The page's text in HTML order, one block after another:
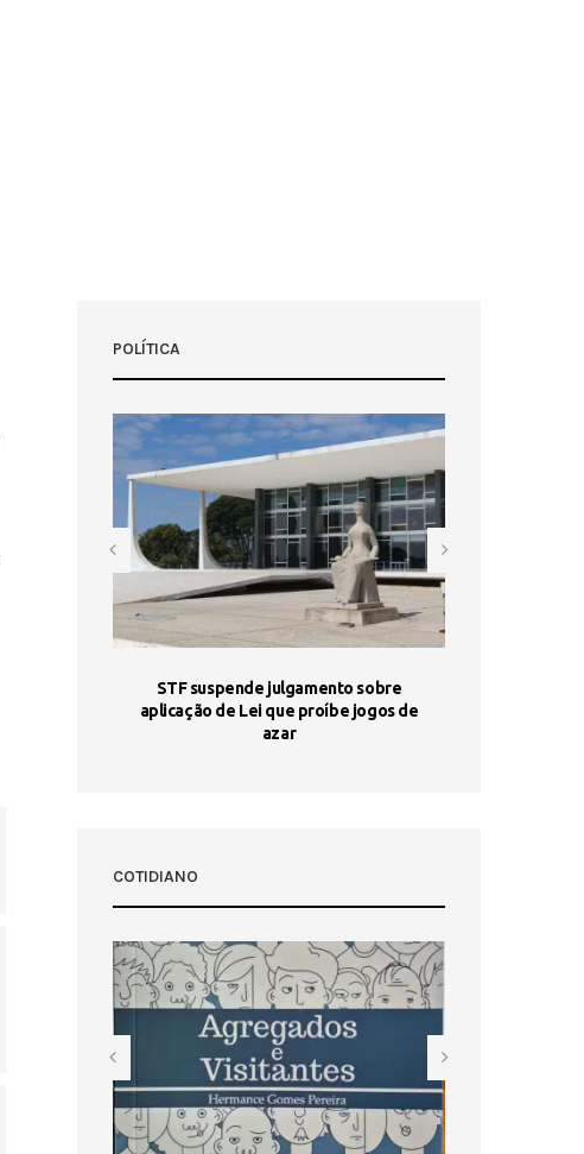
POLÍTICA
STF suspende julgamento sobre
aplicação de Lei que proíbe jogos de
azar
COTIDIANO